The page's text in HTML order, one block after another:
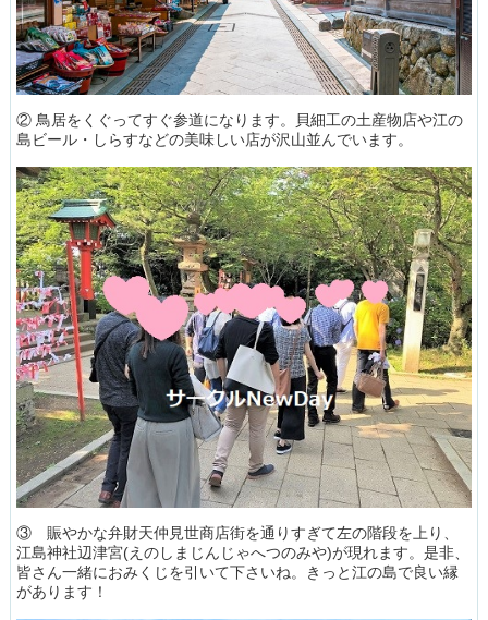
② 鳥居をくぐってすぐ参道になります。貝細工の土産物店や江の
島ビール・しらすなどの美味しい店が沢山並んでいます。
③ 賑やかな弁財天仲見世商店街を通りすぎて左の階段を上り、
江島神社辺津宮(えのしまじんじゃへつのみや)が現れます。是非、
皆さん一緒におみくじを引いて下さいね。きっと江の島で良い縁
があります！